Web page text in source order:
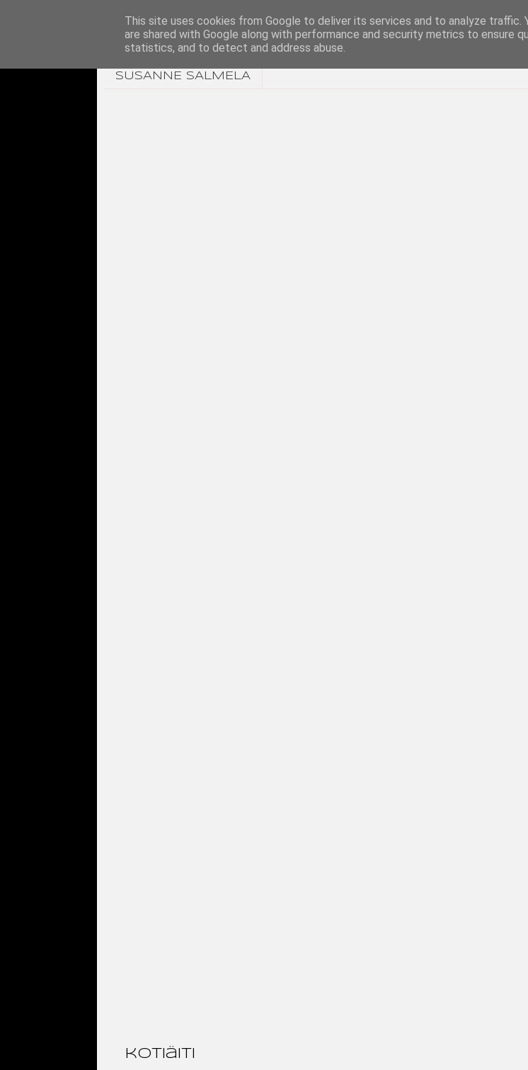
SUSANNE SALMELA
kotiäiti
This site uses cookies from Google to deliver its services and to analyze traffic.
are shared with Google along with performance and security metrics to ensure
statistics, and to detect and address abuse.